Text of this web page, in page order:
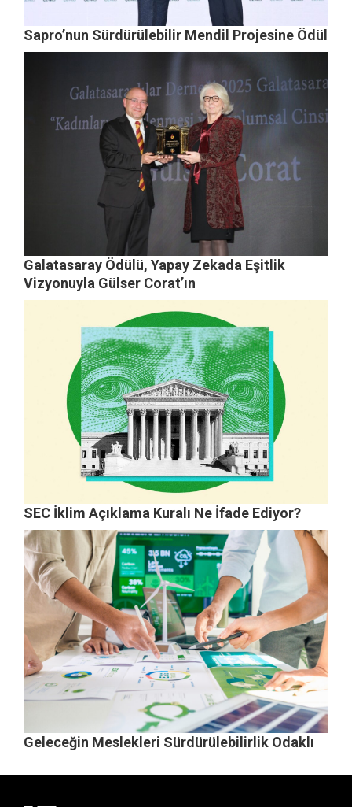
Sapro’nun Sürdürülebilir Mendil Projesine Ödül
Galatasaray Ödülü, Yapay Zekada Eşitlik
Vizyonuyla Gülser Corat’ın
SEC İklim Açıklama Kuralı Ne İfade Ediyor?
Geleceğin Meslekleri Sürdürülebilirlik Odaklı